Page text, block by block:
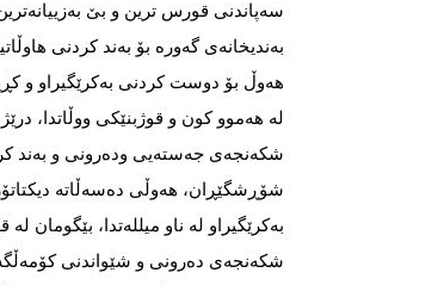
سەپاندنی قورس ترین و بێ‌
بەندیخانەی گەورە بۆ بەند کردنی
هەوڵ بۆ دوست کردنی بەکرێگیراو و
لە هەموو کون و قوژبنێکی ووڵاتدا،
‌شکەنجەی جەستەیی ودەرونی و بەند
شۆڕشگێڕان، هەوڵی دەسەڵاتە
بەکرێگیراو لە ناو میللەتدا، بێگومان
شکەنجەی دەرونی و شێواندنی